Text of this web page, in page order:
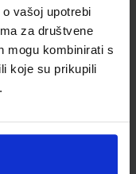
vašoj upotrebi
za društvene
mogu kombinirati s
koje su prikupili